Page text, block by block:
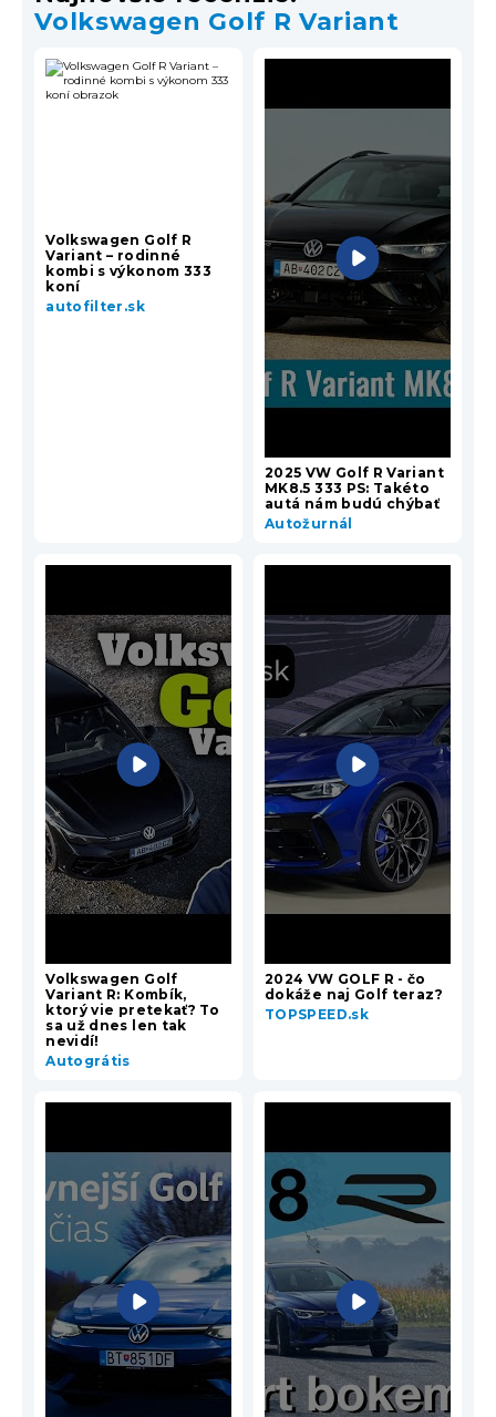
Volkswagen Golf R Variant
Volkswagen Golf R
Variant – rodinné
kombi s výkonom 333
koní
autofilter.sk
2025 VW Golf R Variant
MK8.5 333 PS: Takéto
autá nám budú chýbať
Autožurnál
Volkswagen Golf
Variant R: Kombík,
ktorý vie pretekať? To
sa už dnes len tak
nevidí!
Autográtis
2024 VW GOLF R - čo
dokáže naj Golf teraz?
TOPSPEED.sk